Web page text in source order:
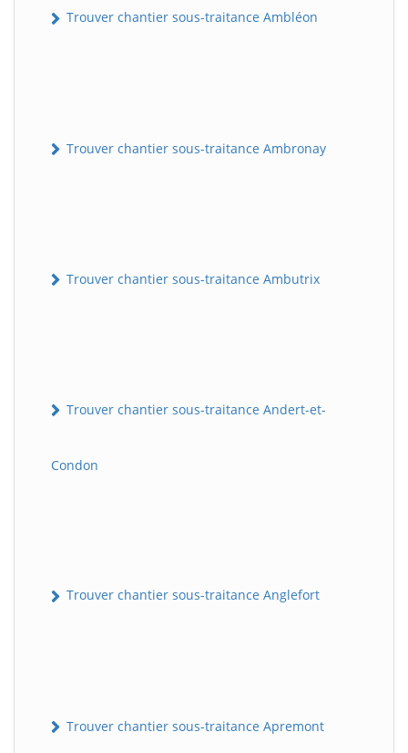
Trouver chantier sous-traitance Ambléon
Trouver chantier sous-traitance Ambronay
Trouver chantier sous-traitance Ambutrix
Trouver chantier sous-traitance Andert-et-
Condon
Trouver chantier sous-traitance Anglefort
Trouver chantier sous-traitance Apremont